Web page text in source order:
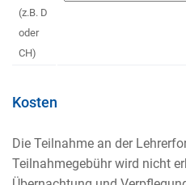
(z.B. D
oder
CH)
Kosten
Die Teilnahme an der
Teilnahmegebühr wird nicht